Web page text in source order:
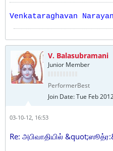
Venkataraghavan
V. Balasubramani
Junior Member
PerformerBest
Join Date:Tue Feb
03-10-12, 16:53
Re: அபிவாதியில்